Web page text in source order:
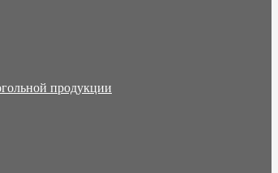
продукции